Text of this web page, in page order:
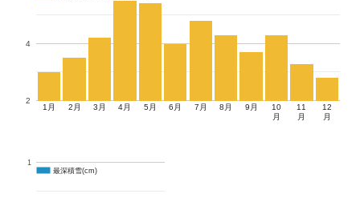
1月 2月 3月 4月 5月 6月 7月 8月 9月
10
月
11
月
12
月
2
4
1
最深積雪(cm)
最深積雪(cm)